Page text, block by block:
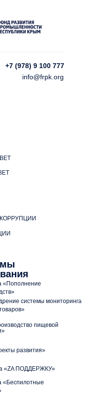
+7 (978) 9 100 777
системы мониторинга
развития»
«Пополнение
info@frpk.org
пищевой
«ZA ПОДДЕРЖКУ»
«Беспилотные